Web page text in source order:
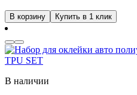
В корзину Купить в 1 клик
В наличии